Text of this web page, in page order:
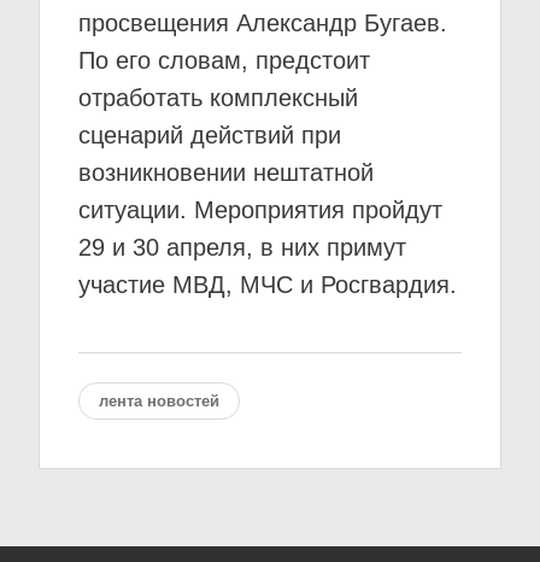
просвещения Александр Бугаев.
По его словам, предстоит
отработать комплексный
сценарий действий при
возникновении нештатной
ситуации. Мероприятия пройдут
29 и 30 апреля, в них примут
участие МВД, МЧС и Росгвардия.
лента новостей